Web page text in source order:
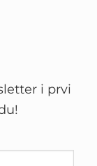
i prvi